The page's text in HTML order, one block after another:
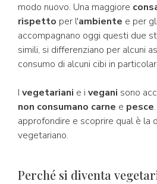
modo nuovo. Una maggiore
rispetto per l'ambiente e per gli
accompagnano oggi questi due
simili, si differenziano per alcuni
consumo di alcuni cibi in
I vegetariani e i vegani sono
non consumano carne e pesce
approfondire e scoprire qual è la
vegetariano.
Perché si diventa